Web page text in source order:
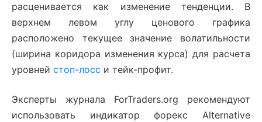
расценивается как изменение тенденции. В
верхнем левом углу ценового графика
расположено текущее значение волатильности
(ширина коридора изменения курса) для расчета
уровней стоп-лосс и тейк-профит.
Эксперты журнала ForTraders.org рекомендуют
использовать индикатор форекс Alternative